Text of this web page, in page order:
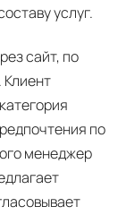
услуг.
сайт, по
по
менеджер